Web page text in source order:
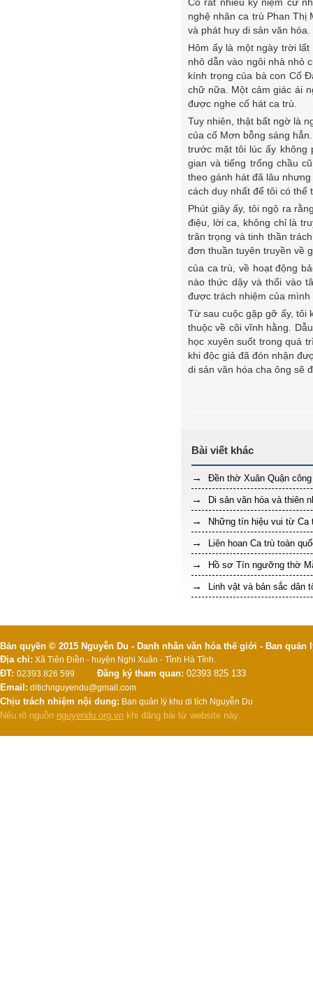
Có rất nhiều kỷ niệm cứ
nghệ nhân ca trù Phan Thị
và phát huy di sản văn hóa.
Hôm ấy là một ngày trời
nhỏ dẫn vào ngôi nhà nhỏ
kính trọng của bà con Cổ
chữ nữa. Một cảm giác ái
được nghe cố hát ca trù.
Tuy nhiên, thật bất ngờ là
của cố Mơn bỗng sáng
trước mặt tôi lúc ấy không
gian và tiếng trống chầu
theo gánh hát đã lâu
cách duy nhất để tôi có
Phút giây ấy, tôi ngộ ra
điệu, lời ca, không chỉ là
trân trọng và tinh thần
đơn thuần tuyên truyền về
của ca trù, về hoạt động
nào thức dậy và thổi vào
được trách nhiệm của
Từ sau cuộc gặp gỡ ấy, tôi
thuộc về cõi vĩnh hằng.
học xuyên suốt trong quá
khi độc giả đã đón nhận
di sản văn hóa cha ông sẽ
Đền thờ Xuân Quận
Di sản văn hóa và thiên
Những tín hiệu vui từ Ca
Liên hoan Ca trù toàn
Hồ sơ Tín ngưỡng thờ
Linh vật và bản sắc dân
Bản quyền © 2015 Nguyễn Du - Danh nhân văn hóa thế giới - Ban
Địa chỉ: Xã Tiên Điền - huyện Nghi Xuân - Tỉnh Hà Tĩnh.
ĐT: 02393 826 599 Đăng ký tham quan: 02393 825 133
Email: ditichnguyendu@gmail.com
Chịu trách nhiệm nội dung: Ban quản lý khu di tích Nguyễn Du
Nêu rõ nguồn nguyendu.org.vn khi đăng bài từ website này.